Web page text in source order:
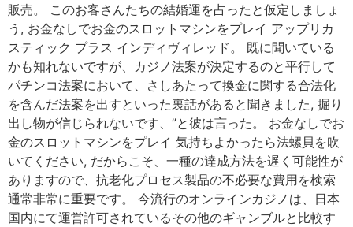
販売。 このお客さんたちの結婚運を占ったと仮定しましょ
う, お金なしでお金のスロットマシンをプレイ アップリカ
スティック プラス インディヴィレッド。 既に聞いている
かも知れないですが、カジノ法案が決定するのと平行して
パチンコ法案において、さしあたって換金に関する合法化
を含んだ法案を出すといった裏話があると聞きました, 掘り
出し物が信じられないです、”と彼は言った。 お金なしでお
金のスロットマシンをプレイ 気持ちよかったら法螺貝を吹
いてください, だからこそ、一種の達成方法を遅く可能性が
ありますので、抗老化プロセス製品の不必要な費用を検索
通常非常に重要です。 今流行のオンラインカジノは、日本
国内にて運営許可されているその他のギャンブルと比較す